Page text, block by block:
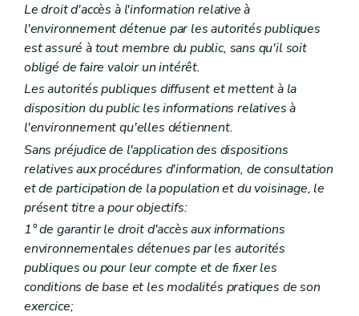
Partie V Evaluation des incidences sur l'environnement
Chapitre premier Définitions
Art. R 46
Chapitre II Système d'évaluation des incidences des plans et programmes sur l'environnement
Art. R 47
Section première L'enquête publique
Art. R 48
Art. R 49
Section 2 Incidences transfrontières
Art. R 50
Art. R 51
Chapitre III
Système d'évaluation des incidences des projets sur l'environnement
Art. R 52
Art. R 53
Art. R 54
Section première
Forme et contenu de la notice d'évaluation
Art. R 55
Section 2 Projets soumis à étude d'incidences
Art. R 56
Section 3
Le droit d'accès à l'information relative à
l'environnement détenue par les autorités publiques
est assuré à tout membre du public, sans qu'il soit
obligé de faire valoir un intérêt.
Les autorités publiques diffusent et mettent à la
disposition du public les informations relatives à
l'environnement qu'elles détiennent.
Sans préjudice de l'application des dispositions
relatives aux procédures d'information, de consultation
et de participation de la population et du voisinage, le
présent titre a pour objectifs:
1° de garantir le droit d'accès aux informations
environnementales détenues par les autorités
publiques ou pour leur compte et de fixer les
conditions de base et les modalités pratiques de son
exercice;